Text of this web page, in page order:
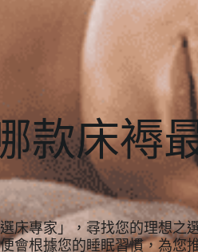
款床褥
床專家」，尋找您的理想之
會根據您的睡眠習慣，為您